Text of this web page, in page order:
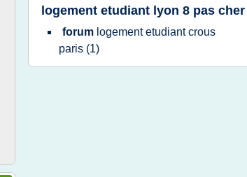
logement etudiant lyon 8 pas cher
forum logement etudiant crous
paris (1)